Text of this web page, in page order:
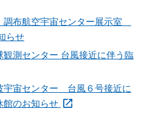
調布航空宇宙センター展示室
らせ
測センター 台風接近に伴う臨
宇宙センター 台風６号接近に
館のお知らせ